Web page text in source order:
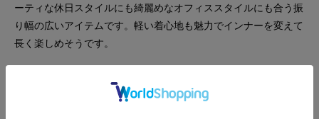
ーティな休日スタイルにも綺麗めなオフィススタイルにも合う振
り幅の広いアイテムです。軽い着心地も魅力でインナーを変えて
長く楽しめそうです。
#パンツ
#軽アウター #骨格ストレート